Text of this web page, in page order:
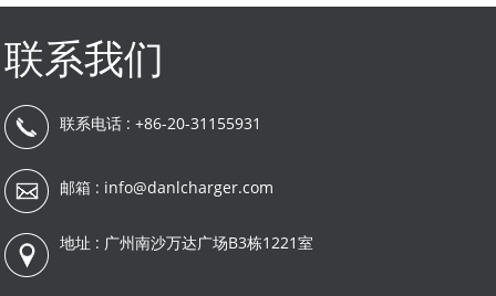
联系我们
联系电话 : +86-20-31155931
邮箱 : info@danlcharger.com
地址 : 广州南沙万达广场B3栋1221室